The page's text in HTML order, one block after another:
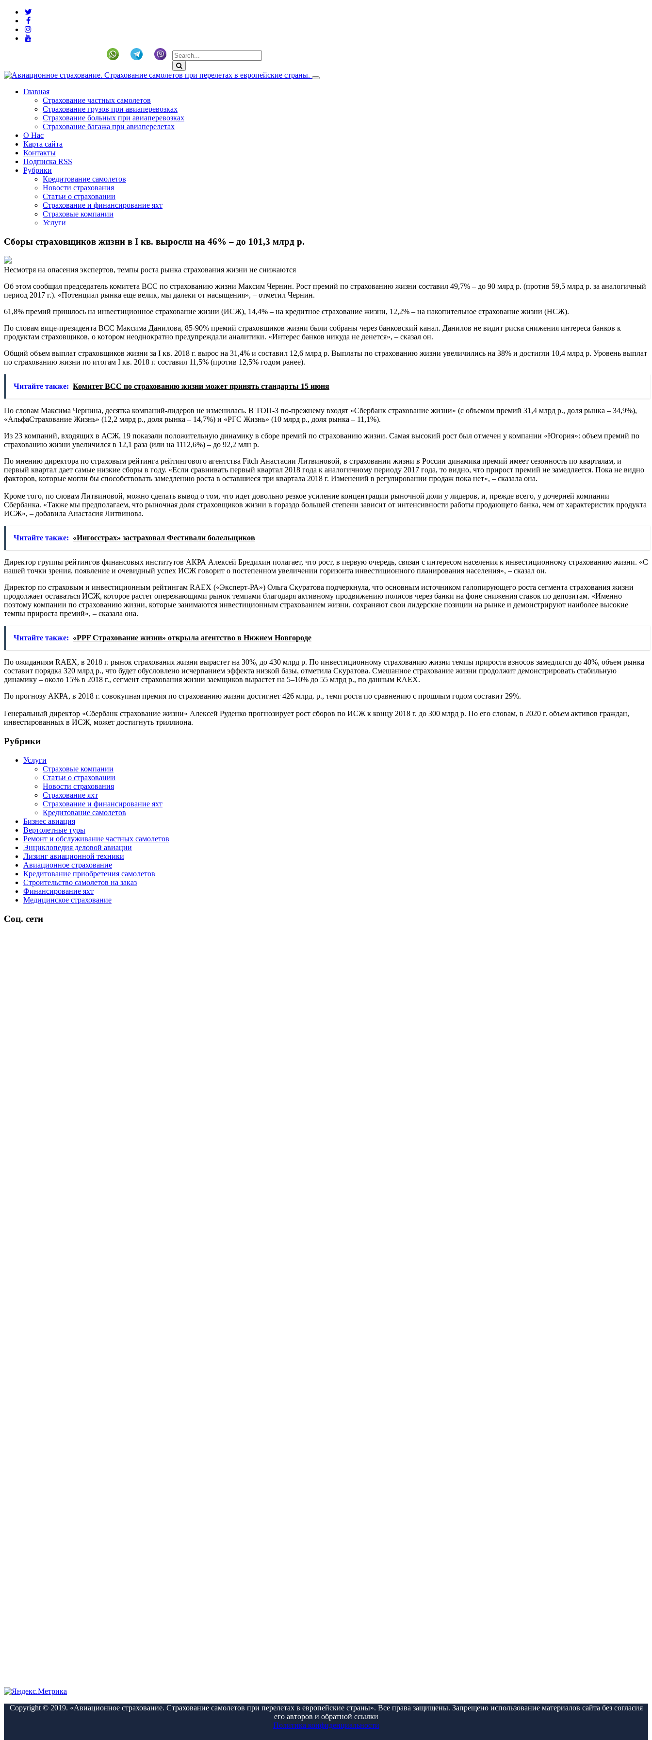
Главная
Страхование частных самолетов
Страхование грузов при авиаперевозках
Страхование больных при авиаперевозках
Страхование багажа при авиаперелетах
О Нас
Карта сайта
Контакты
Подписка RSS
Рубрики
Кредитование самолетов
Новости страхования
Статьи о страховании
Страхование и финансирование яхт
Страховые компании
Услуги
Сборы страховщиков жизни в I кв. выросли на 46% – до 101,3 млрд р.
Несмотря на опасения экспертов, темпы роста рынка страхования жизни не снижаются
Об этом сообщил председатель комитета ВСС по страхованию жизни Максим Чернин. Рост премий по страхованию жизни составил 49,7% – до 90 млрд р. (против 59,5 млрд р. за аналогичный
период 2017 г.). «Потенциал рынка еще велик, мы далеки от насыщения», – отметил Чернин.
61,8% премий пришлось на инвестиционное страхование жизни (ИСЖ), 14,4% – на кредитное страхование жизни, 12,2% – на накопительное страхование жизни (НСЖ).
По словам вице-президента ВСС Максима Данилова, 85-90% премий страховщиков жизни были собраны через банковский канал. Данилов не видит риска снижения интереса банков к
продуктам страховщиков, о котором неоднократно предупреждали аналитики. «Интерес банков никуда не денется», – сказал он.
Общий объем выплат страховщиков жизни за I кв. 2018 г. вырос на 31,4% и составил 12,6 млрд р. Выплаты по страхованию жизни увеличились на 38% и достигли 10,4 млрд р. Уровень выплат
по страхованию жизни по итогам I кв. 2018 г. составил 11,5% (против 12,5% годом ранее).
Читайте также: Комитет ВСС по страхованию жизни может принять стандарты 15 июня
По словам Максима Чернина, десятка компаний-лидеров не изменилась. В ТОП-3 по-прежнему входят «Сбербанк страхование жизни» (с объемом премий 31,4 млрд р., доля рынка – 34,9%),
«АльфаСтрахование Жизнь» (12,2 млрд р., доля рынка – 14,7%) и «РГС Жизнь» (10 млрд р., доля рынка – 11,1%).
Из 23 компаний, входящих в АСЖ, 19 показали положительную динамику в сборе премий по страхованию жизни. Самая высокий рост был отмечен у компании «Югория»: объем премий по
страхованию жизни увеличился в 12,1 раза (или на 1112,6%) – до 92,2 млн р.
По мнению директора по страховым рейтинга рейтингового агентства Fitch Анастасии Литвиновой, в страховании жизни в России динамика премий имеет сезонность по кварталам, и
первый квартал дает самые низкие сборы в году. «Если сравнивать первый квартал 2018 года к аналогичному периоду 2017 года, то видно, что прирост премий не замедляется. Пока не видно
факторов, которые могли бы способствовать замедлению роста в оставшиеся три квартала 2018 г. Изменений в регулировании продаж пока нет», – сказала она.
Кроме того, по словам Литвиновой, можно сделать вывод о том, что идет довольно резкое усиление концентрации рыночной доли у лидеров, и, прежде всего, у дочерней компании
Сбербанка. «Также мы предполагаем, что рыночная доля страховщиков жизни в гораздо большей степени зависит от интенсивности работы продающего банка, чем от характеристик продукта
ИСЖ», – добавила Анастасия Литвинова.
Читайте также: «Ингосстрах» застраховал Фестивали болельщиков
Директор группы рейтингов финансовых институтов АКРА Алексей Бредихин полагает, что рост, в первую очередь, связан с интересом населения к инвестиционному страхованию жизни. «С
нашей точки зрения, появление и очевидный успех ИСЖ говорит о постепенном увеличении горизонта инвестиционного планирования населения», – сказал он.
Директор по страховым и инвестиционным рейтингам RAEX («Эксперт-РА») Ольга Скуратова подчеркнула, что основным источником галопирующего роста сегмента страхования жизни
продолжает оставаться ИСЖ, которое растет опережающими рынок темпами благодаря активному продвижению полисов через банки на фоне снижения ставок по депозитам. «Именно
поэтому компании по страхованию жизни, которые занимаются инвестиционным страхованием жизни, сохраняют свои лидерские позиции на рынке и демонстрируют наиболее высокие
темпы прироста премий», – сказала она.
Читайте также: «PPF Страхование жизни» открыла агентство в Нижнем Новгороде
По ожиданиям RAEX, в 2018 г. рынок страхования жизни вырастет на 30%, до 430 млрд р. По инвестиционному страхованию жизни темпы прироста взносов замедлятся до 40%, объем рынка
составит порядка 320 млрд р., что будет обусловлено исчерпанием эффекта низкой базы, отметила Скуратова. Смешанное страхование жизни продолжит демонстрировать стабильную
динамику – около 15% в 2018 г., сегмент страхования жизни заемщиков вырастет на 5–10% до 55 млрд р., по данным RAEX.
По прогнозу АКРА, в 2018 г. совокупная премия по страхованию жизни достигнет 426 млрд. р., темп роста по сравнению с прошлым годом составит 29%.
Генеральный директор «Сбербанк страхование жизни« Алексей Руденко прогнозирует рост сборов по ИСЖ к концу 2018 г. до 300 млрд р. По его словам, в 2020 г. объем активов граждан,
инвестированных в ИСЖ, может достигнуть триллиона.
Рубрики
Услуги
Страховые компании
Статьи о страховании
Новости страхования
Страхование яхт
Страхование и финансирование яхт
Кредитование самолетов
Бизнес авиация
Вертолетные туры
Ремонт и обслуживание частных самолетов
Энциклопедия деловой авиации
Лизинг авиационной техники
Авиационное страхование
Кредитование приобретения самолетов
Строительство самолетов на заказ
Финансирование яхт
Медицинское страхование
Соц. сети
Copyright © 2019. «Авиационное страхование. Страхование самолетов при перелетах в европейские страны». Все права защищены. Запрещено использование материалов сайта без согласия
его авторов и обратной ссылки
Политика конфиденциальности